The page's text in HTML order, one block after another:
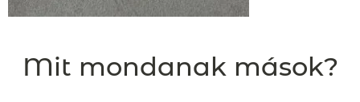
Mit mondanak mások?